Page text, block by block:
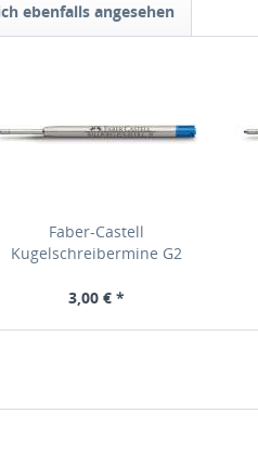
ebenfalls angesehen
Faber-Castell
Kugelschreibermine G2
3,00 € *